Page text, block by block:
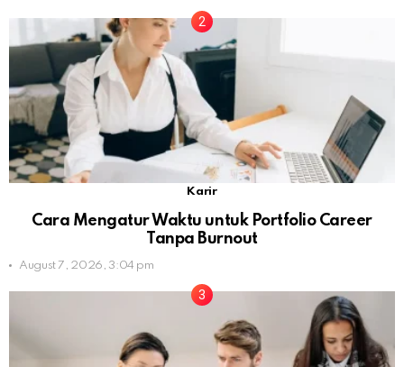
Karir
Cara Mengatur Waktu untuk Portfolio Career
Tanpa Burnout
August 7, 2026, 3:04 pm